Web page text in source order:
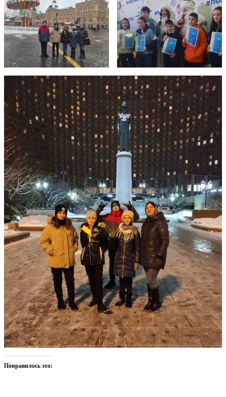
Понравилось это: